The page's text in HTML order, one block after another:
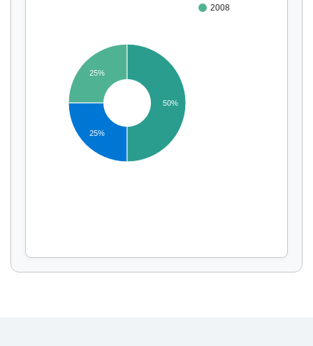
Affichage par
2008
25%
25%
50%